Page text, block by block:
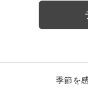
季節を